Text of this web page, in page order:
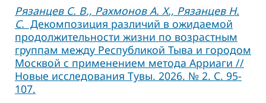
Рязанцев С. В., Рахмонов А. Х., Рязанцев Н.
С. Декомпозиция различий в ожидаемой
продолжительности жизни по возрастным
группам между Республикой Тыва и городом
Москвой с применением метода Арриаги //
Новые исследования Тувы. 2026. № 2. С. 95-
107.